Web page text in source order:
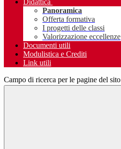
Didattica
Panoramica
Offerta formativa
I progetti delle classi
Valorizzazione eccellenze
Documenti utili
Modulistica e Crediti
Link utili
Campo di ricerca per le pagine del sito